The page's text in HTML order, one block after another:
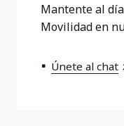
Mantente al
Movilidad en
Únete al chat